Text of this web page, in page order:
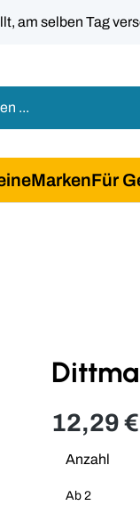
am selben Tag
MarkenFür
12,29
Anzahl
Ab 2